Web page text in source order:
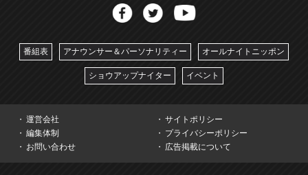
番組表 アナウンサー＆パーソナリティー オールナイトニッポン
ショウアップナイター イベント
運営会社
サイトポリシー
編集体制
プライバシーポリシー
お問い合わせ
広告掲載について